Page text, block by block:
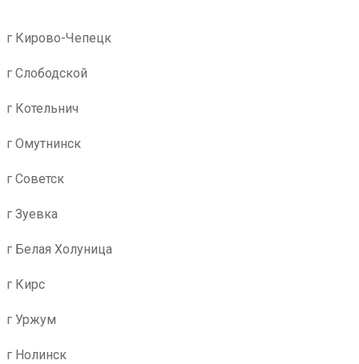
г Кирово-Чепецк
г Слободской
г Котельнич
г Омутнинск
г Советск
г Зуевка
г Белая Холуница
г Кирс
г Уржум
г Нолинск